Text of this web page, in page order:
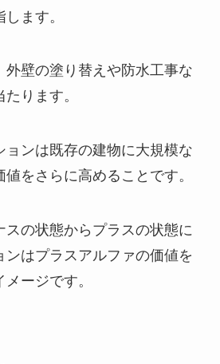
ます。
外壁の塗り替えや防水工事な
ります。
ョンは既存の建物に大規模な
をさらに高めることです。
スの状態からプラスの状態に
ンはプラスアルファの価値を
ージです。